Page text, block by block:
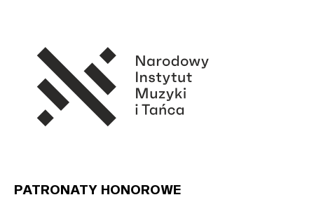
PATRONATY HONOROWE